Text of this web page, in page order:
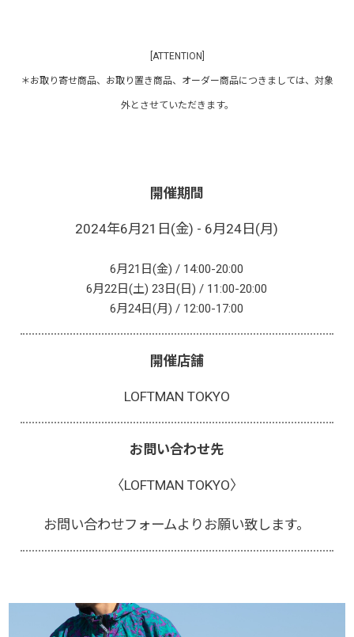
[ATTENTION]
＊お取り寄せ商品、お取り置き商品、オーダー商品につきましては、対象
外とさせていただきます。
開催期間
2024年6月21日(金) - 6月24日(月)
6月21日(金) / 14:00-20:00
6月22日(土) 23日(日) / 11:00-20:00
6月24日(月) / 12:00-17:00
開催店舗
LOFTMAN TOKYO
お問い合わせ先
〈LOFTMAN TOKYO〉
お問い合わせフォームよりお願い致します。